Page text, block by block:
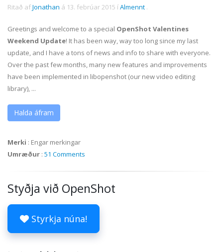
Ritað afJonathan á 13. febrúar 2015 íAlmennt .
Greetings and welcome to a special OpenShot Valentines
Weekend Update! It has been way, way too long since my last
update, and I have a tons of news and info to share with everyone.
Over the past few months, many new features and improvements
have been implemented in libopenshot (our new video editing
library), ...
Halda áfram
Merki : Engar merkingar
Umræður : 51 Comments
Styðja við OpenShot
Styrkja núna!